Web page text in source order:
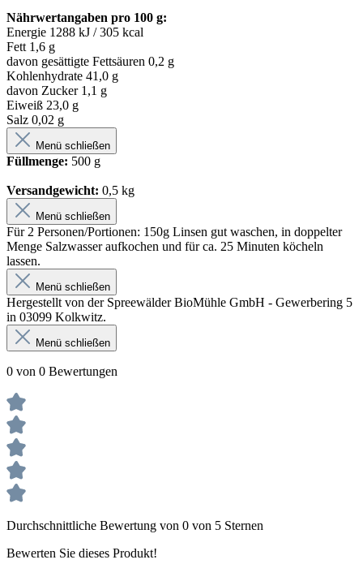
Nährwertangaben pro 100 g:
Energie 1288 kJ / 305 kcal
Fett 1,6 g
davon gesättigte Fettsäuren 0,2 g
Kohlenhydrate 41,0 g
davon Zucker 1,1 g
Eiweiß 23,0 g
Salz 0,02 g
Menü schließen
Füllmenge: 500 g
Versandgewicht: 0,5 kg
Menü schließen
Für 2 Personen/Portionen: 150g Linsen gut waschen, in doppelter
Menge Salzwasser aufkochen und für ca. 25 Minuten köcheln
lassen.
Menü schließen
Hergestellt von der Spreewälder BioMühle GmbH - Gewerbering 5
in 03099 Kolkwitz.
Menü schließen
0 von 0 Bewertungen
Durchschnittliche Bewertung von 0 von 5 Sternen
Bewerten Sie dieses Produkt!